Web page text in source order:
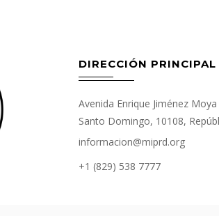
DIRECCIÓN PRINCIPAL
Avenida Enrique Jiménez
Santo Domingo, 10108,
informacion@miprd.org
+1 (829) 538 7777